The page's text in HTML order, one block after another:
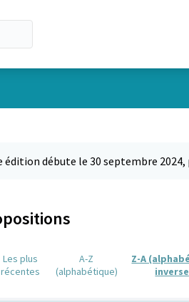
utilisateur
édition débute le 30 septembre 2024,
Les plus
récentes
A-Z
(alphabétique)
Z-A